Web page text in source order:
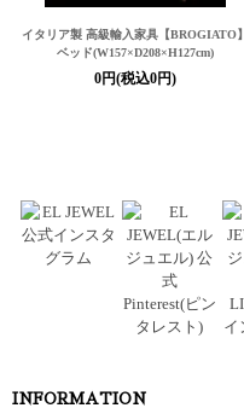
イタリア製 高級輸入家具【BROGIATO】
ベッド(W157×D208×H127cm)
0円(税込0円)
INFORMATION